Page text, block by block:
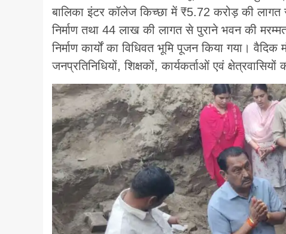
बालिका इंटर कॉलेज किच्छा में ₹5.72 करोड़ की
निर्माण तथा 44 लाख की लागत से पुराने भवन की
निर्माण कार्यों का विधिवत भूमि पूजन किया गया।
जनप्रतिनिधियों, शिक्षकों, कार्यकर्ताओं एवं